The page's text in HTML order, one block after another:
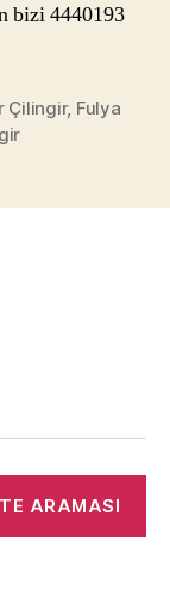
bizi 4440193
Çilingir, Fulya